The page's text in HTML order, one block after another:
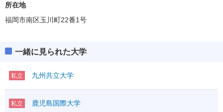
所在地
福岡市南区玉川町22番1号
一緒に見られた大学
私立 九州共立大学
私立 鹿児島国際大学